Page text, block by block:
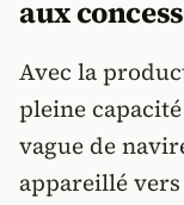
aux
Avec la
pleine
vague de
appareillé